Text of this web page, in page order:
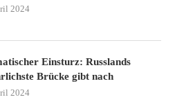
2024
Einsturz: Russlands
Brücke gibt nach
2024